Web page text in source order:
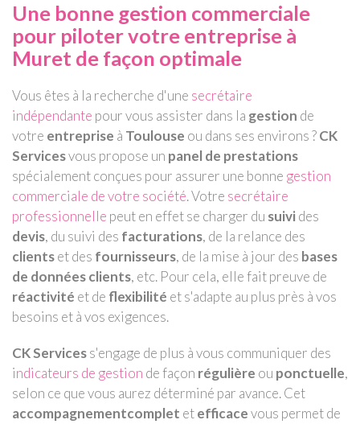
Une bonne gestion commerciale
pour piloter votre entreprise à
Muret de façon optimale
Vous êtes à la recherche d'une secrétaire
indépendante pour vous assister dans la gestion de
votre entreprise à Toulouse ou dans ses environs ?CK
Servicesvous propose un panel de prestations
spécialement conçues pour assurer une bonne gestion
commerciale de votre société. Votre secrétaire
professionnelle peut en effet se charger du suivi des
devis, du suivi des facturations, de la relance des
clientset des fournisseurs, de la mise à jour des bases
de données clients, etc. Pour cela, elle fait preuve de
réactivité et de flexibilité et s'adapte au plus près à vos
besoins et à vos exigences.
CK Servicess'engage de plus à vous communiquer des
indicateurs de gestion de façon régulière ou ponctuelle,
selon ce que vous aurez déterminé par avance. Cet
accompagnementcomplet etefficacevous permet de